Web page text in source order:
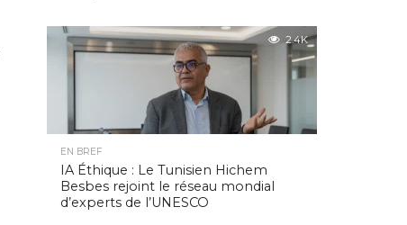
2.4K
EN BREF
IA Éthique : Le Tunisien Hichem
Besbes rejoint le réseau mondial
d’experts de l’UNESCO